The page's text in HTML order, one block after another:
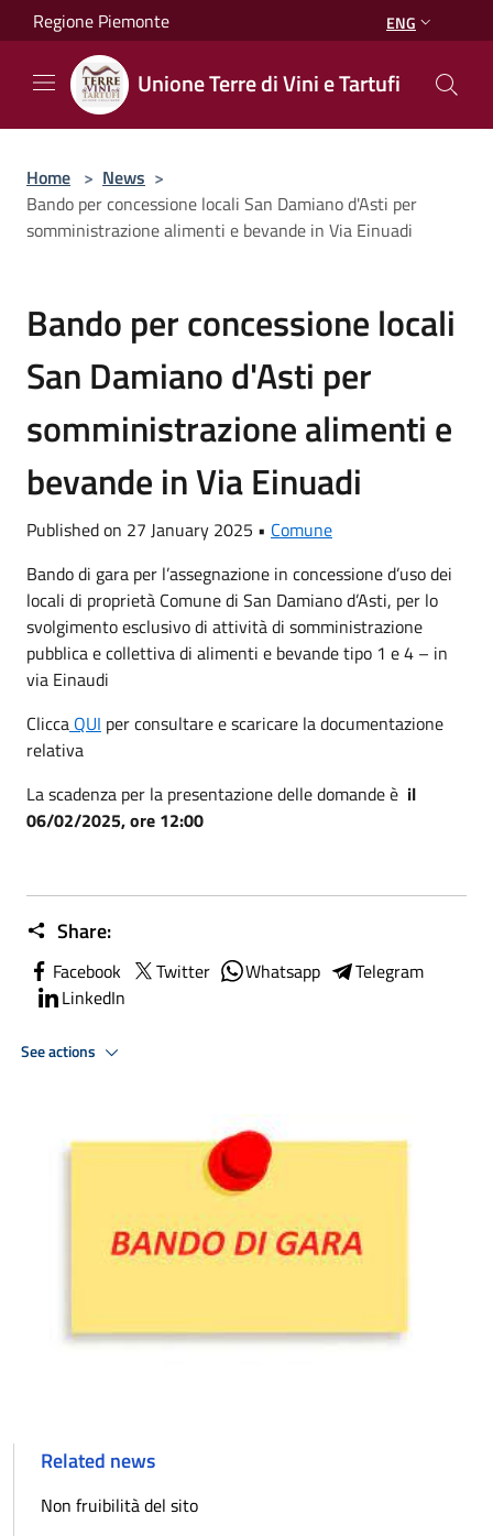
Salta al contenuto principale
Regione Piemonte ENG
Unione Terre di Vini e Tartufi
Home > News >
Bando per concessione locali San Damiano d'Asti per
somministrazione alimenti e bevande in Via Einuadi
Bando per concessione locali
San Damiano d'Asti per
somministrazione alimenti e
bevande in Via Einuadi
Published on 27 January 2025 • Comune
Bando di gara per l’assegnazione in concessione d’uso dei
locali di proprietà Comune di San Damiano d’Asti, per lo
svolgimento esclusivo di attività di somministrazione
pubblica e collettiva di alimenti e bevande tipo 1 e 4 – in
via Einaudi
Clicca QUI per consultare e scaricare la documentazione
relativa
La scadenza per la presentazione delle domande è il
06/02/2025, ore 12:00
Share:
Facebook Twitter Whatsapp
Telegram
LinkedIn
See actions
Related news
Non fruibilità del sito